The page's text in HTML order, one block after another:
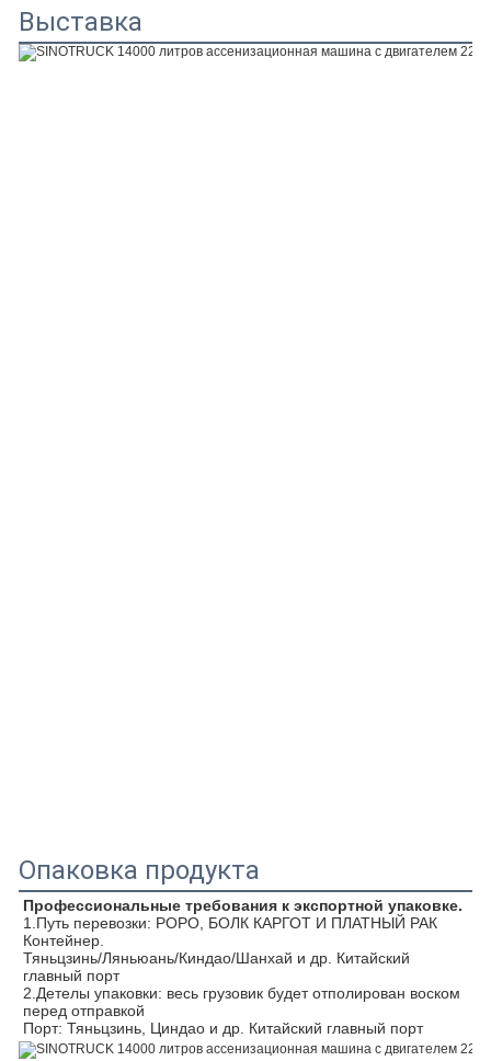
Выставка
Опаковка продукта
Профессиональные требования к экспортной упаковке.
1.Путь перевозки: РОРО, БОЛК КАРГОТ И ПЛАТНЫЙ РАК
Контейнер.
Тяньцзинь/Ляньюань/Киндао/Шанхай и др. Китайский
главный порт
2.Детелы упаковки: весь грузовик будет отполирован воском
перед отправкой
Порт: Тяньцзинь, Циндао и др. Китайский главный порт